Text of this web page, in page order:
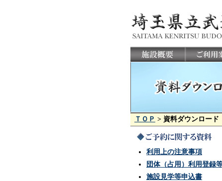
ＴＯＰ > 資料ダウンロード
利用上の注意事項
団体（占用）利用登録
施設見学等申込書